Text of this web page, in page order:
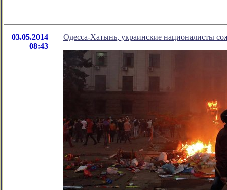
03.05.2014
08:43
Одесса-Хатынь, украинские националисты